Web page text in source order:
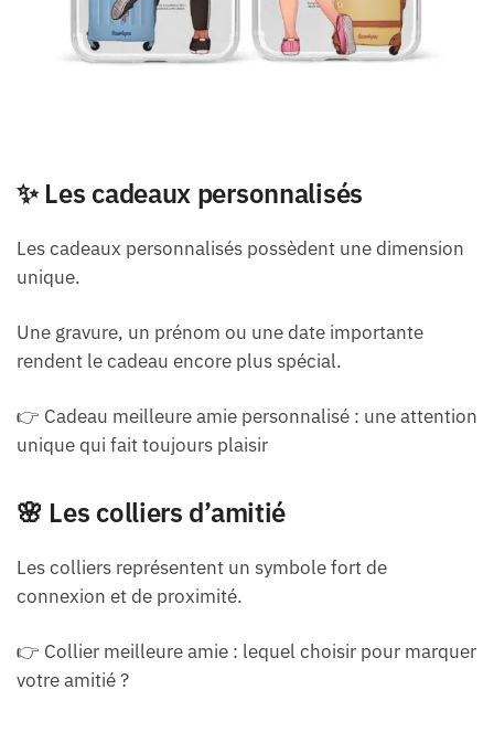
✨ Les cadeaux personnalisés
Les cadeaux personnalisés possèdent une dimension
unique.
Une gravure, un prénom ou une date importante
rendent le cadeau encore plus spécial.
👉 Cadeau meilleure amie personnalisé : une attention
unique qui fait toujours plaisir
🌸 Les colliers d’amitié
Les colliers représentent un symbole fort de
connexion et de proximité.
👉 Collier meilleure amie : lequel choisir pour marquer
votre amitié ?